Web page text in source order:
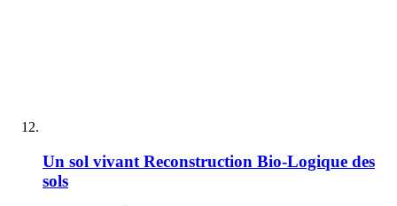
Un sol vivant Reconstruction Bio-Logique des
sols